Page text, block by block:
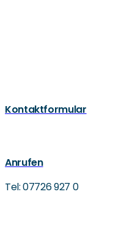
Kontaktformular
Anrufen
Tel: 07726 927 0